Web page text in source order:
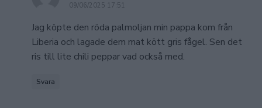
09/06/2025 17:51
Jag köpte den röda palmoljan min pappa kom från
Liberia och lagade dem mat kött gris fågel. Sen det
ris till lite chili peppar vad också med.
Svara